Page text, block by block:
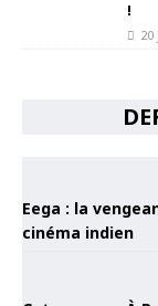
!
20
Eega : la
cinéma indien